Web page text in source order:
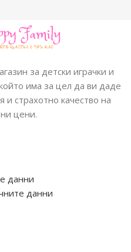
за детски играчки и
има за цел да ви даде
страхотно качество на
цени.
данни
данни